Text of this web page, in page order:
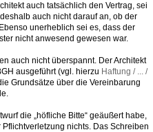
auch tatsächlich den Vertrag, sei
auch nicht darauf an, ob der
unerheblich sei es, dass der
nicht anwesend gewesen war.
auch nicht überspannt. Der Architekt
ausgeführt (vgl. hierzu Haftung / ... /
Grundsätze über die Vereinbarung
die „höfliche Bitte“ geäußert habe,
nichts. Das Schreiben